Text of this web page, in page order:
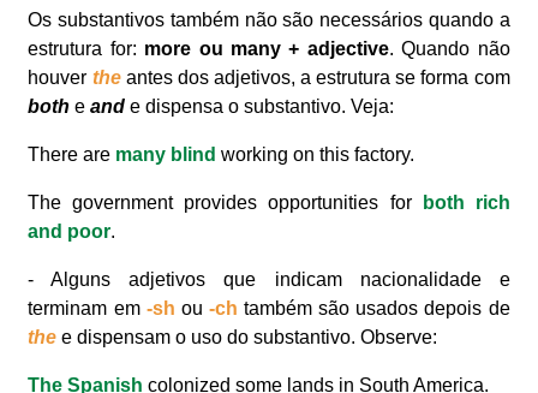
Os substantivos também não são necessários quando a
estrutura for: more ou many + adjective. Quando não
houver theantes dos adjetivos, a estrutura se forma com
both eand e dispensa o substantivo. Veja:
There are many blind working on this factory.
The government provides opportunities for
both rich
and poor.
- Alguns adjetivos que indicam nacionalidade e
terminam em -sh ou -ch também são usados depois de
the e dispensam o uso do substantivo. Observe:
The Spanish colonized some lands in South America.